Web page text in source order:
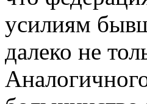
усилиям
далеко не